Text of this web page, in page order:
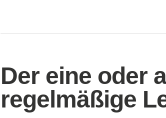
Der eine oder
regelmäßige